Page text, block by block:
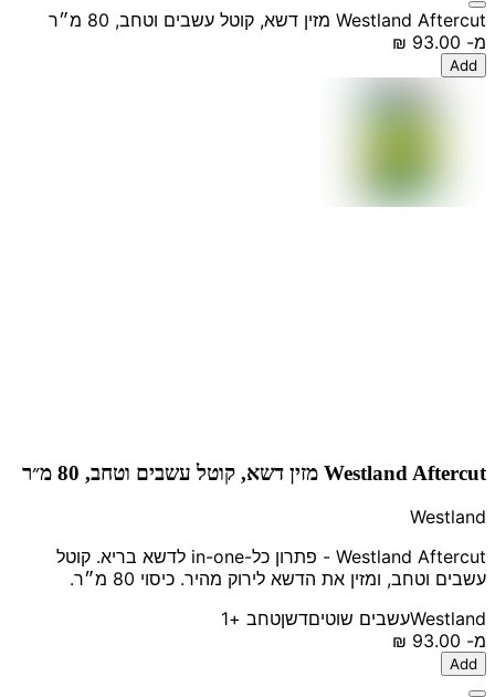
Westland Aftercut מזין דשא, קוטל עשבים וטחב, 80 מ״ר
מ-
Add
Westland Aftercut מזין דשא, קוטל עשבים וטחב, 80 מ״ר
Westland
Westland Aftercut - פתרון כל-in-one לדשא בריא. קוטל
עשבים וטחב, ומזין את הדשא לירוק מהיר. כיסוי 80 מ״ר.
Westlandעשבים שוטיםדשןטחב +1
מ-
Add